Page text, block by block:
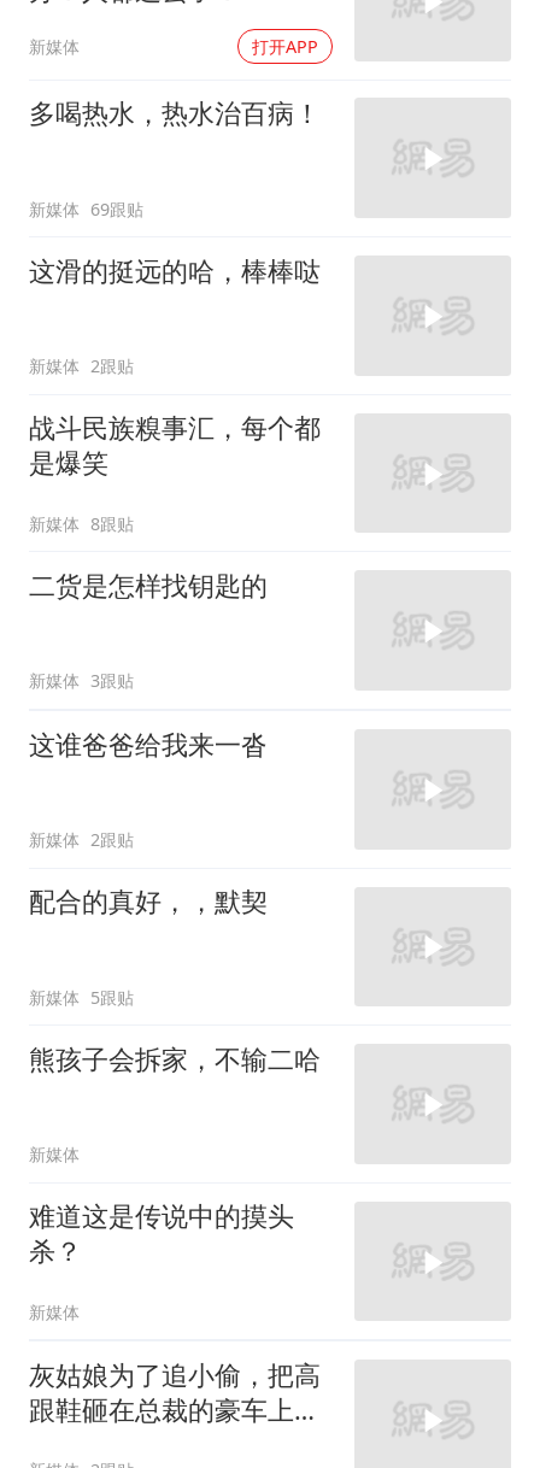
新媒体 打开APP
多喝热水，热水治百病！
新媒体 69跟贴
这滑的挺远的哈，棒棒哒
新媒体 2跟贴
战斗民族糗事汇，每个都
是爆笑
新媒体 8跟贴
二货是怎样找钥匙的
新媒体 3跟贴
这谁爸爸给我来一沓
新媒体 2跟贴
配合的真好，，默契
新媒体 5跟贴
熊孩子会拆家，不输二哈
新媒体
难道这是传说中的摸头
杀？
新媒体
灰姑娘为了追小偷，把高
跟鞋砸在总裁的豪车上，